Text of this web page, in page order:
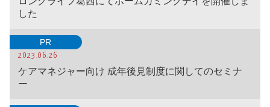
した
PR
2023.06.26
ケアマネジャー向け 成年後見制度に関してのセミナ
ー